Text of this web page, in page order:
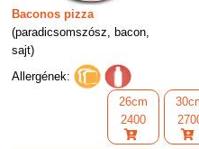
Baconos pizza
(paradicsomszósz, bacon,
sajt)
Allergének:
26cm
2400